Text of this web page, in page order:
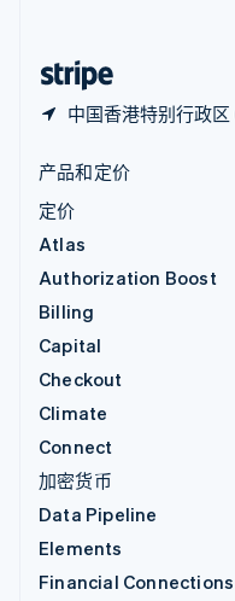
中国香港特别行政区
产品和定价
定价
Atlas
Authorization Boost
Billing
Capital
Checkout
Climate
Connect
加密货币
Data Pipeline
Elements
Financial Connections